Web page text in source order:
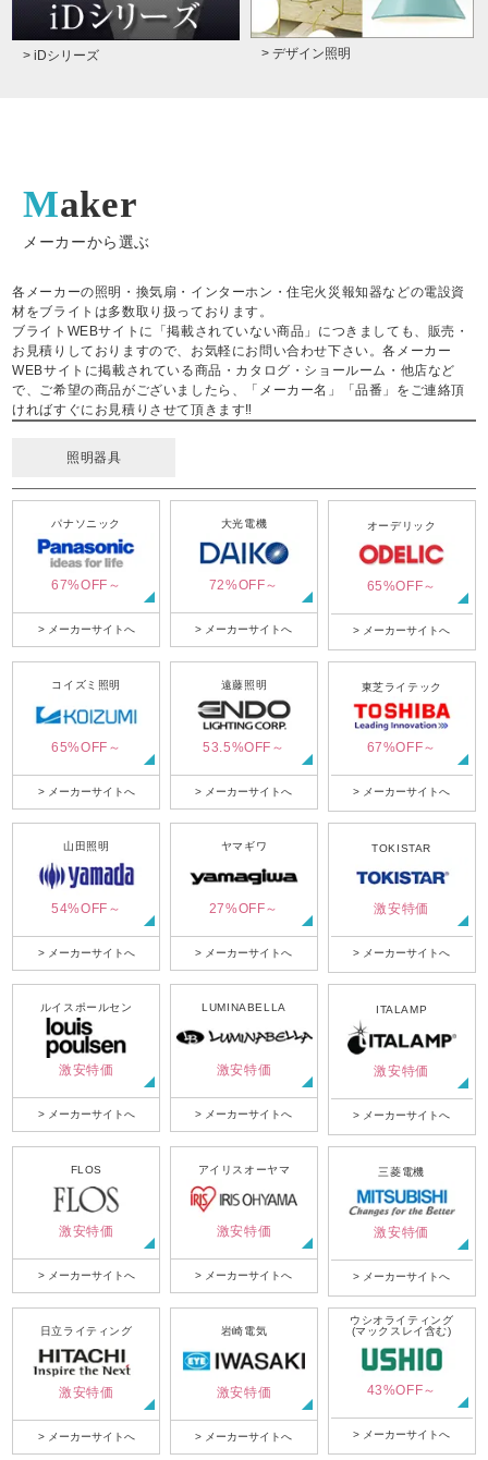
> iDシリーズ > デザイン照明
Maker
メーカーから選ぶ
各メーカーの照明・換気扇・インターホン・住宅火災報知器などの電設資
材をブライトは多数取り扱っております。
ブライトWEBサイトに「掲載されていない商品」につきましても、販売・
お見積りしておりますので、お気軽にお問い合わせ下さい。各メーカー
WEBサイトに掲載されている商品・カタログ・ショールーム・他店など
で、ご希望の商品がございましたら、「メーカー名」「品番」をご連絡頂
ければすぐにお見積りさせて頂きます‼
照明器具
パナソニック
67%OFF～
> メーカーサイトへ
大光電機
72%OFF～
> メーカーサイトへ
オーデリック
65%OFF～
> メーカーサイトへ
コイズミ照明
65%OFF～
> メーカーサイトへ
遠藤照明
53.5%OFF～
> メーカーサイトへ
東芝ライテック
67%OFF～
> メーカーサイトへ
山田照明
54%OFF～
> メーカーサイトへ
ヤマギワ
27%OFF～
> メーカーサイトへ
TOKISTAR
激安特価
> メーカーサイトへ
ルイスポールセン
激安特価
> メーカーサイトへ
LUMINABELLA
激安特価
> メーカーサイトへ
ITALAMP
激安特価
> メーカーサイトへ
FLOS
激安特価
> メーカーサイトへ
アイリスオーヤマ
激安特価
> メーカーサイトへ
三菱電機
激安特価
> メーカーサイトへ
日立ライティング
激安特価
> メーカーサイトへ
岩崎電気
激安特価
> メーカーサイトへ
ウシオライティング
(マックスレイ含む)
43%OFF～
> メーカーサイトへ